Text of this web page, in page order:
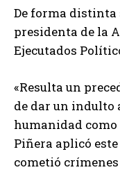
De forma
presidenta de la
Ejecutados
«Resulta un
de dar un indulto
humanidad como
Piñera aplicó
cometió